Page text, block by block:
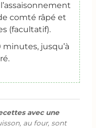
comté râpé et
(facultatif).
jusqu’à
avec une
au four, sont